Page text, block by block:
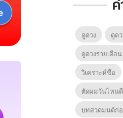
ดูดวง ดูด
ดูดวงรายเดือน
วิเคราะห์ชื่อ
ตัดผมวันไหนดี
บทสวดมนต์ก่